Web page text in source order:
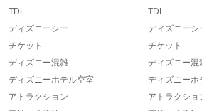
TDL
ディズニーシー
チケット
ディズニー混雑
ディズニーホテル空室
アトラクション
TDL
ディズニーシ
チケット
ディズニー混
ディズニーホ
アトラクショ